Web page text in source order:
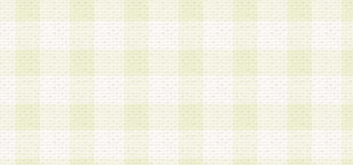
3.会員は、当社から付与されたログインIDおよび
貸与、名義変更、売買その他形態を問わず第三者
ならないものとします。
4.当社は、会員によるログインIDおよびパスワー
盗用など第三者の利用に伴う損害の発生について
き事由の有無、その他原因の如何を問わず、一切
のとします。